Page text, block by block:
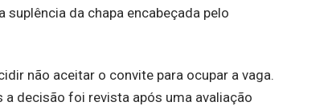
da chapa encabeçada pelo
não aceitar o convite para ocupar a vaga.
decisão foi revista após uma avaliação